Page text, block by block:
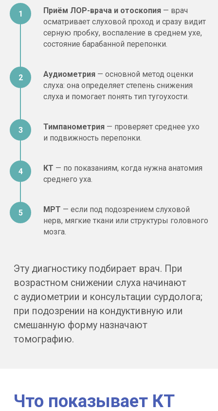
Приём ЛОР-врача и отоскопия — врач
осматривает слуховой проход и сразу видит
серную пробку, воспаление в среднем ухе,
состояние барабанной перепонки.
Аудиометрия — основной метод оценки
слуха: она определяет степень снижения
слуха и помогает понять тип тугоухости.
Тимпанометрия — проверяет среднее ухо
и подвижность перепонки.
КТ — по показаниям, когда нужна анатомия
среднего уха.
МРТ — если под подозрением слуховой
нерв, мягкие ткани или структуры головного
мозга.
Профилактика
снижения слуха
Слух берегут смолоду.
ограничьте громкие звуки
и воздействие шума, особенно
в наушниках;
заболевания уха и носоглотки — это
частая причина нарушения слуха;
контролируйте давление, сахар
снижает риск снижения слуха;
при первых признаках снижения слуха
записывайтесь на приём, а не ждите